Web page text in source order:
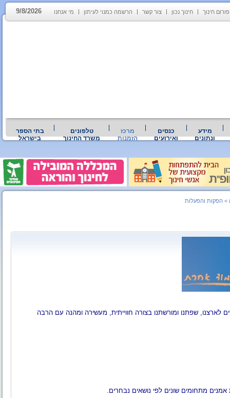
פורום חינוך חינוך נכון צור קשר הרשמה כמנוי לעיתון מי אנחנו 9/8/2026
מידע
ונתונים
כנסים
ואירועים
מרכז
הזמנות
טלפונים
משרד החינוך
בתי הספר
בישראל
> הפקות והפעלות
לארצנו, שפתנו ומורשתנו בצורה חווייתית, מעשירה ומהנה עם הרבה
אמנים מתחומים שונים לפי נושאים נבחרים.